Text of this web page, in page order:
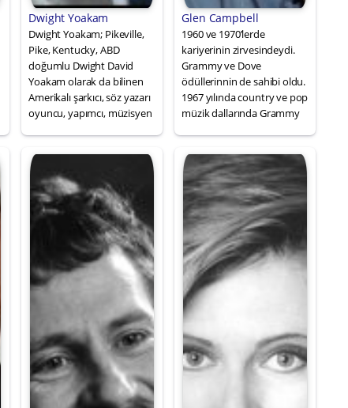
Dwight Yoakam
Dwight Yoakam; Pikeville,
Pike, Kentucky, ABD
doğumlu Dwight David
Yoakam olarak da bilinen
Amerikalı şarkıcı, söz yazarı
oyuncu, yapımcı, müzisyen
Glen Campbell
1960 ve 1970’lerde
kariyerinin zirvesindeydi.
Grammy ve Dove
ödüllerinnin de sahibi oldu.
1967 yılında country ve pop
müzik dallarında Grammy